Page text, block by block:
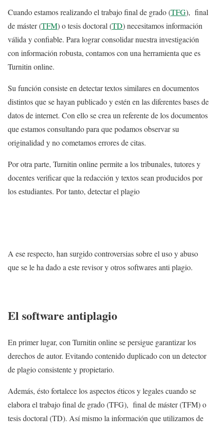
Cuando estamos realizando el trabajo final de grado (TFG), final
de máster (TFM) o tesis doctoral (TD) necesitamos información
válida y confiable. Para lograr consolidar nuestra investigación
con información robusta, contamos con una herramienta que es
Turnitin online.
Su función consiste en detectar textos similares en documentos
distintos que se hayan publicado y estén en las diferentes bases de
datos de internet. Con ello se crea un referente de los documentos
que estamos consultando para que podamos observar su
originalidad y no cometamos errores de citas.
Por otra parte, Turnitin online permite a los tribunales, tutores y
docentes verificar que la redacción y textos sean producidos por
los estudiantes. Por tanto, detectar el plagio
A ese respecto, han surgido controversias sobre el uso y abuso
que se le ha dado a este revisor y otros softwares anti plagio.
El software antiplagio
En primer lugar, con Turnitin online se persigue garantizar los
derechos de autor. Evitando contenido duplicado con un detector
de plagio consistente y propietario.
Además, ésto fortalece los aspectos éticos y legales cuando se
elabora el trabajo final de grado (TFG), final de máster (TFM) o
tesis doctoral (TD). Así mismo la información que utilizamos de